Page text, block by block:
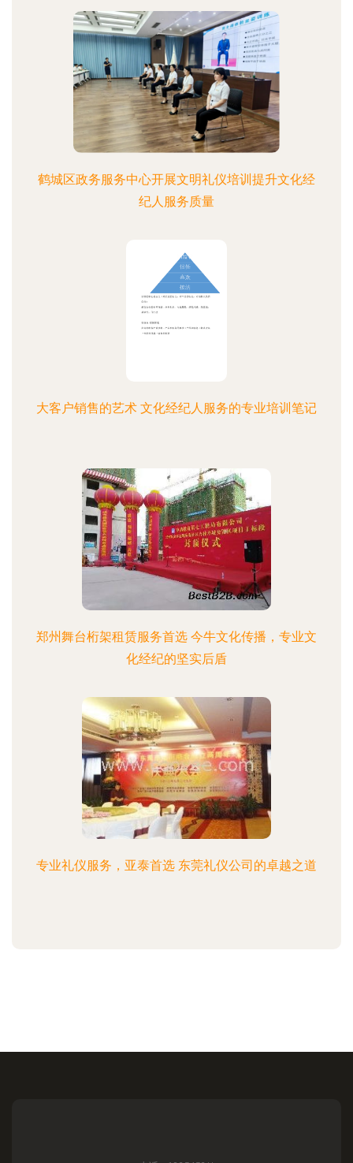
鹤城区政务服务中心开展文明礼仪培训提升文化经
纪人服务质量
大客户销售的艺术 文化经纪人服务的专业培训笔记
郑州舞台桁架租赁服务首选 今牛文化传播，专业文
化经纪的坚实后盾
专业礼仪服务，亚泰首选 东莞礼仪公司的卓越之道